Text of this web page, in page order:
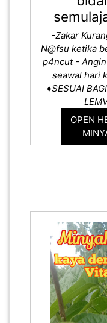
-Zakar
N@fsu ketika
p4ncut -
seawal hari
♦️SESUAI
OPEN